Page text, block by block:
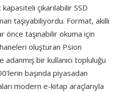
çıkarılabilir SSD
taşıyabiliyordu. Format, akıllı
önce taşınabilir okuma için
oluşturan Psion
adanmış bir kullanıcı topluluğu
başında piyasadan
modern e-kitap araçlarıyla